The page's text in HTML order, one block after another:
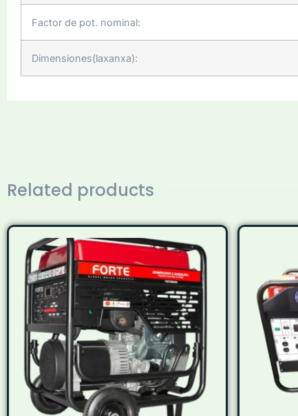
Factor de pot. nominal:
Dimensiones(laxanxa):
Related products